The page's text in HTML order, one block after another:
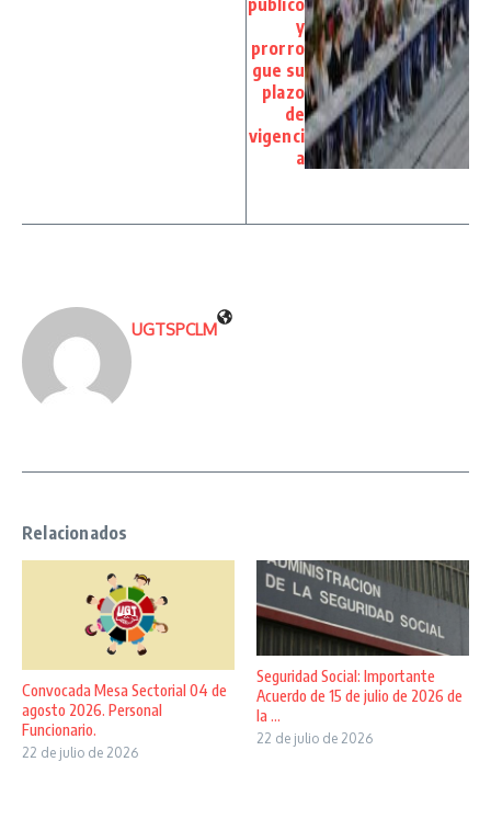
público
y
prorro
gue su
plazo
de
vigenci
a
UGTSPCLM
Relacionados
Convocada Mesa Sectorial 04 de
agosto 2026. Personal
Funcionario.
22 de julio de 2026
Seguridad Social: Importante
Acuerdo de 15 de julio de 2026 de
la ...
22 de julio de 2026